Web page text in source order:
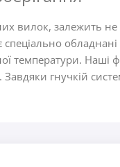
вилок, залежить
температури. Наші
гнучкій